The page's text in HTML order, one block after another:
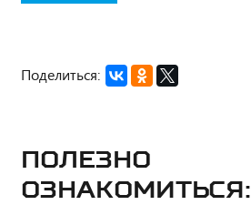
Поделиться:
Полезно
ознакомиться: